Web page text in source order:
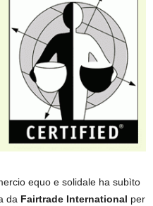
equo e solidale ha subìto
da Fairtrade International per